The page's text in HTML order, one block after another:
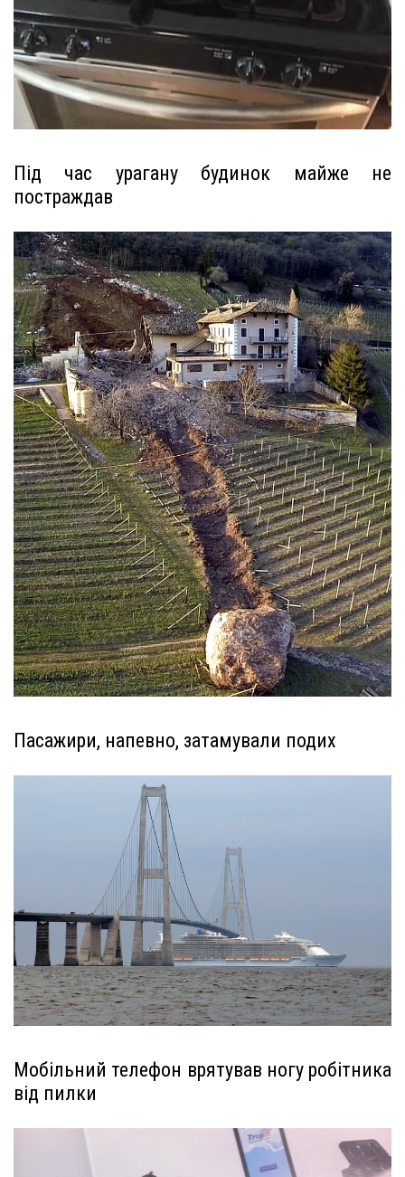
Під час урагану будинок майже не
постраждав
Пасажири, напевно, затамували подих
Мобільний телефон врятував ногу робітника
від пилки